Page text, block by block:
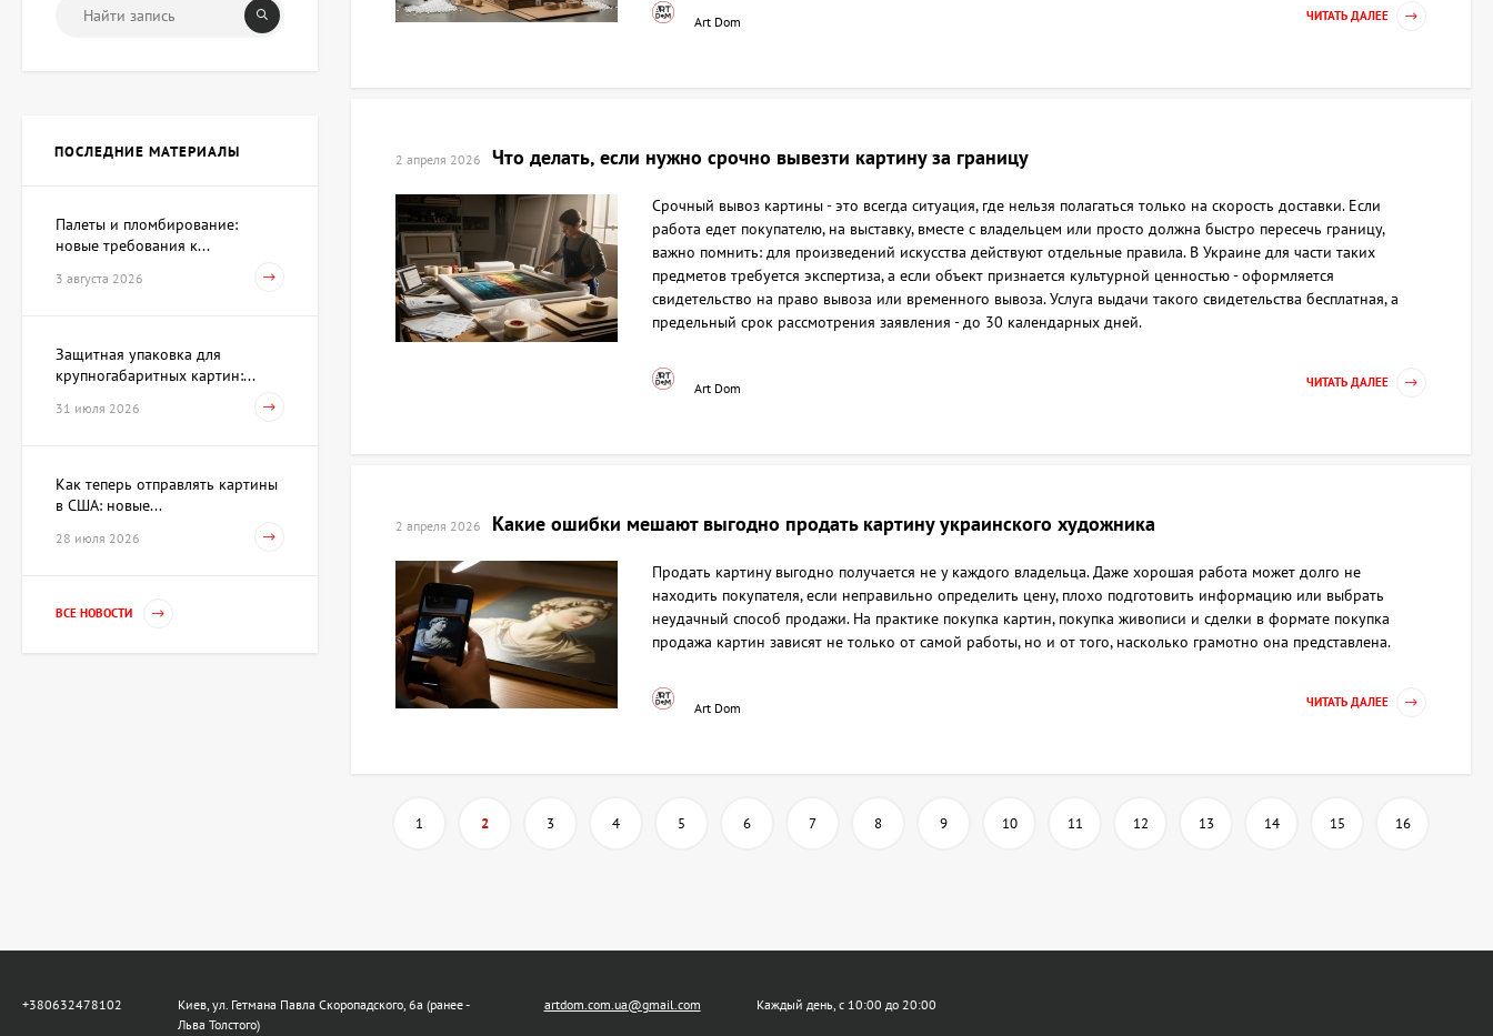
Art Dom ЧИТАТЬ ДАЛЕЕ
2 апреля 2026 Что делать, если нужно срочно вывезти картину за границу
Срочный вывоз картины - это всегда ситуация, где нельзя полагаться только на скорость доставки. Если
работа едет покупателю, на выставку, вместе с владельцем или просто должна быстро пересечь границу,
важно помнить: для произведений искусства действуют отдельные правила. В Украине для части таких
предметов требуется экспертиза, а если объект признается культурной ценностью - оформляется
свидетельство на право вывоза или временного вывоза. Услуга выдачи такого свидетельства бесплатная, а
предельный срок рассмотрения заявления - до 30 календарных дней.
Art Dom ЧИТАТЬ ДАЛЕЕ
2 апреля 2026 Какие ошибки мешают выгодно продать картину украинского художника
Продать картину выгодно получается не у каждого владельца. Даже хорошая работа может долго не
находить покупателя, если неправильно определить цену, плохо подготовить информацию или выбрать
неудачный способ продажи. На практике покупка картин, покупка живописи и сделки в формате покупка
продажа картин зависят не только от самой работы, но и от того, насколько грамотно она представлена.
Art Dom ЧИТАТЬ ДАЛЕЕ
1 2 3 4 5 6 7 8 9 10 11 12 13 14 15 16
Игорь
80 910 UAH
художник Палий Игорь
130 355 UAH
художник Бауэр
Владимир
Картина Танец, художник
Картина Полдень,
ПОСЛЕДНИЕ МАТЕРИАЛЫ
Палеты и пломбирование:
новые требования к...
3 августа 2026
Защитная упаковка для
крупногабаритных картин:...
31 июля 2026
Как теперь отправлять картины
в США: новые...
28 июля 2026
ВСЕ НОВОСТИ
+380632478102
Киев, ул. Гетмана Павла Скоропадского, 6а (ранее -
Льва Толстого)
artdom.com.ua@gmail.com Каждый день, с 10:00 до 20:00